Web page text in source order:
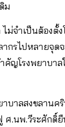
ม
ไม่จำเป็นต้องตั้
กรไปหลายจุด
คัญโรงพยาบา
าบาลสงขลานค
ศ.นพ.วีระศักดิ์